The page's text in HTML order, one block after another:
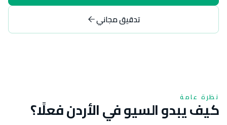
تدقيق مجاني
نظرة عامة
كيف يبدو السيو في الأردن فعلًا؟